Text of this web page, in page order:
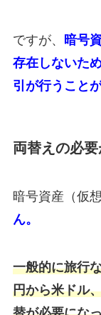
ですが、
暗号
存在しないた
引が行うこと
両替えの必要
暗号資産（仮
ん。
一般的に旅行
円から米ドル